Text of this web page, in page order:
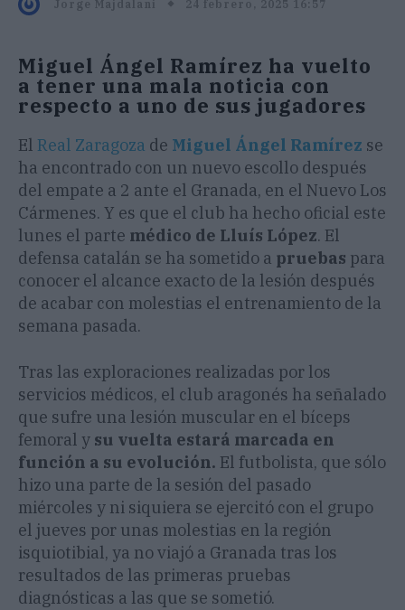
Jorge Majdalani 24 febrero, 2025 16:57
Miguel Ángel Ramírez ha vuelto
a tener una mala noticia con
respecto a uno de sus jugadores
El Real Zaragoza de Miguel Ángel Ramírez se
ha encontrado con un nuevo escollo después
del empate a 2 ante el Granada, en el Nuevo Los
Cármenes. Y es que el club ha hecho oficial este
lunes el parte médico de Lluís López. El
defensa catalán se ha sometido a pruebas para
conocer el alcance exacto de la lesión después
de acabar con molestias el entrenamiento de la
semana pasada.
Tras las exploraciones realizadas por los
servicios médicos, el club aragonés ha señalado
que sufre una lesión muscular en el bíceps
femoral y su vuelta estará marcada en
función a su evolución. El futbolista, que sólo
hizo una parte de la sesión del pasado
miércoles y ni siquiera se ejercitó con el grupo
el jueves por unas molestias en la región
isquiotibial, ya no viajó a Granada tras los
resultados de las primeras pruebas
diagnósticas a las que se sometió.